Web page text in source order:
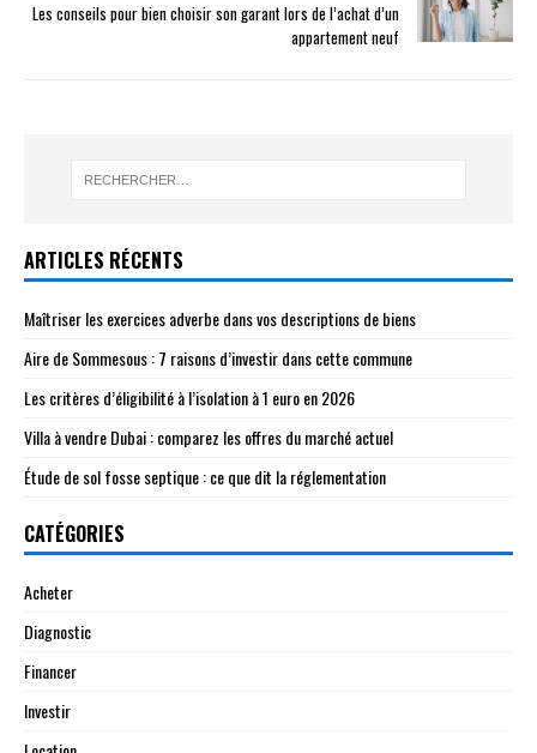
Les conseils pour bien choisir son garant lors de l’achat d’un
appartement neuf
ARTICLES RÉCENTS
Maîtriser les exercices adverbe dans vos descriptions de biens
Aire de Sommesous : 7 raisons d’investir dans cette commune
Les critères d’éligibilité à l’isolation à 1 euro en 2026
Villa à vendre Dubai : comparez les offres du marché actuel
Étude de sol fosse septique : ce que dit la réglementation
CATÉGORIES
Acheter
Diagnostic
Financer
Investir